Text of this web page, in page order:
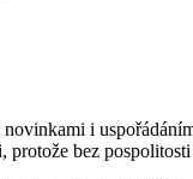
i
bez